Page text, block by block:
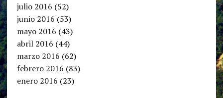
julio 2016 (52)
junio 2016 (53)
mayo 2016 (43)
abril 2016 (44)
marzo 2016 (62)
febrero 2016 (83)
enero 2016 (23)